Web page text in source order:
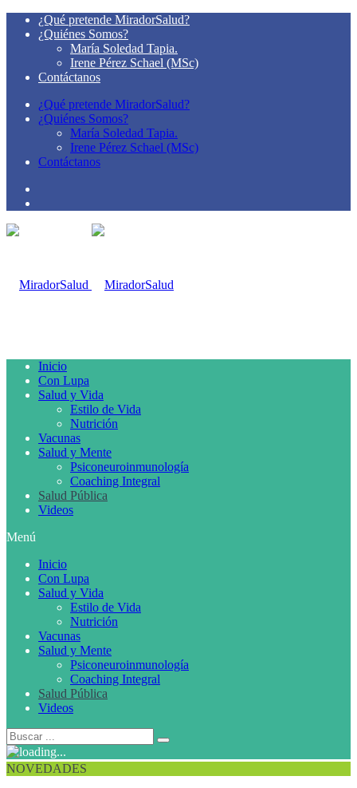
¿Qué pretende MiradorSalud?
¿Quiénes Somos?
María Soledad Tapia.
Irene Pérez Schael (MSc)
Contáctanos
¿Qué pretende MiradorSalud?
¿Quiénes Somos?
María Soledad Tapia.
Irene Pérez Schael (MSc)
Contáctanos
Inicio
Con Lupa
Salud y Vida
Estilo de Vida
Nutrición
Vacunas
Salud y Mente
Psiconeuroinmunología
Coaching Integral
Salud Pública
Videos
Menú
Inicio
Con Lupa
Salud y Vida
Estilo de Vida
Nutrición
Vacunas
Salud y Mente
Psiconeuroinmunología
Coaching Integral
Salud Pública
Videos
NOVEDADES